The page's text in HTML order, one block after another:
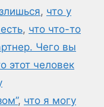
, что у
, что что-то
Чего вы
этот человек
, что я могу